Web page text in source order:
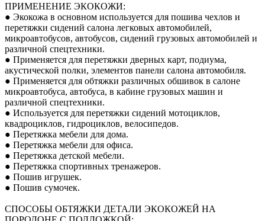
ПРИМЕНЕНИЕ ЭКОКОЖИ:
● Экокожа в основном используется для пошива чехлов и
перетяжки сидений салона легковых автомобилей,
микроавтобусов, автобусов, сидений грузовых автомобилей и
различной спецтехники.
● Применяется для перетяжки дверных карт, подиума,
акустической полки, элементов панели салона автомобиля.
● Применяется для обтяжки различных обшивок в салоне
микроавтобуса, автобуса, в кабине грузовых машин и
различной спецтехники.
● Используется для перетяжки сидений мотоциклов,
квадроциклов, гидроциклов, велосипедов.
● Перетяжка мебели для дома.
● Перетяжка мебели для офиса.
● Перетяжка детской мебели.
● Перетяжка спортивных тренажеров.
● Пошив игрушек.
● Пошив сумочек.
СПОСОБЫ ОБТЯЖКИ ДЕТАЛИ ЭКОКОЖЕЙ НА